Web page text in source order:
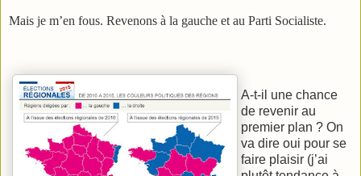
Mais je m’en fous. Revenons à la gauche et au Parti Socialiste.
A-t-il une chance
de revenir au
premier plan ? On
va dire oui pour se
faire plaisir (j’ai